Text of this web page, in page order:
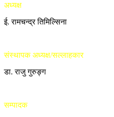
अध्यक्ष
ई. रामचन्द्र तिमिल्सिना
संस्थापक अध्यक्ष/सल्लाहकार
डा. राजु गुरुङ्ग
सम्पादक